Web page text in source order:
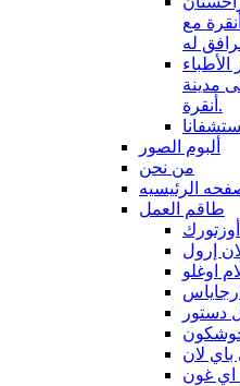
مع
مدينة
أنقرة.
ألبوم الصور
من نحن
الرئيسيه
طاقم العمل
إرول
اوغلو
دستور
لان
اي غون